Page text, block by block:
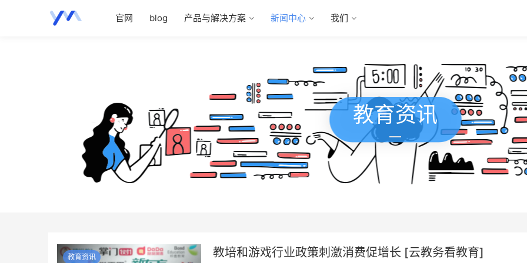
官网 blog 产品与解决方案 新闻中心 我们
教育资讯
教育资讯 教培和游戏行业政策刺激消费促增长 [云教务看教育]